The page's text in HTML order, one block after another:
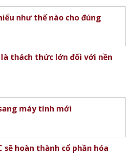
như thế nào cho đúng
thách thức lớn đối với nền
máy tính mới
sẽ hoàn thành cổ phần hóa